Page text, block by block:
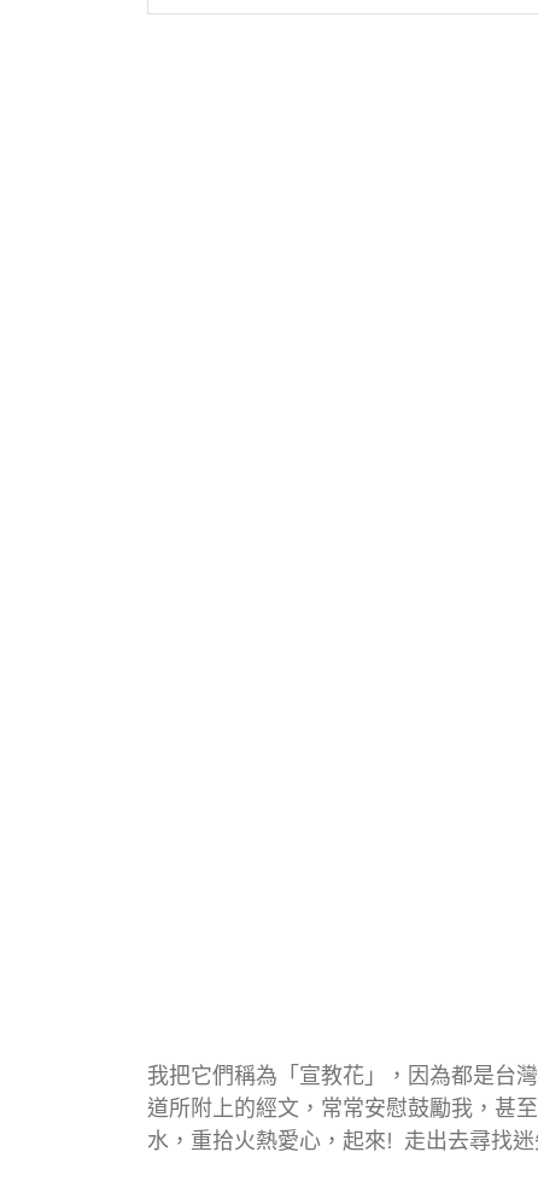
我把它們稱為「宣教花」，因為都是台
道所附上的經文，常常安慰鼓勵我，甚
水，重拾火熱愛心，起來! 走出去尋找迷